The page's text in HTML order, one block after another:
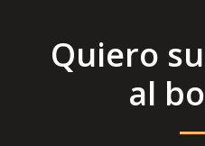
Quiero
al